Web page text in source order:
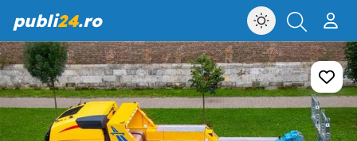
publi24.ro